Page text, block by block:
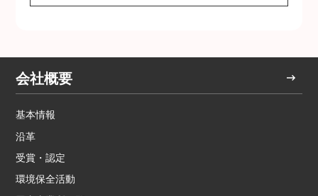
会社概要
基本情報
沿革
受賞・認定
環境保全活動